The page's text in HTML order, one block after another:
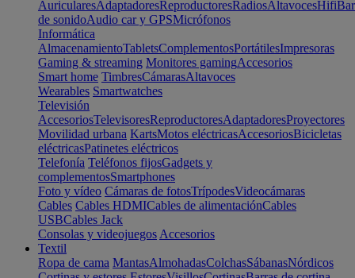
AuricularesAdaptadoresReproductoresRadiosAltavocesHifi
de sonidoAudio car y GPSMicrófonos
Informática
AlmacenamientoTabletsComplementosPortátilesImpresoras
Gaming & streaming Monitores gamingAccesorios
Smart home TimbresCámarasAltavoces
Wearables Smartwatches
Televisión
AccesoriosTelevisoresReproductoresAdaptadoresProyectores
Movilidad urbana KartsMotos eléctricasAccesoriosBicicletas
eléctricasPatinetes eléctricos
Telefonía Teléfonos fijosGadgets y
complementosSmartphones
Foto y vídeo Cámaras de fotosTrípodesVideocámaras
Cables Cables HDMICables de alimentaciónCables
USBCables Jack
Consolas y videojuegos Accesorios
Textil
Ropa de cama MantasAlmohadasColchasSábanasNórdicos